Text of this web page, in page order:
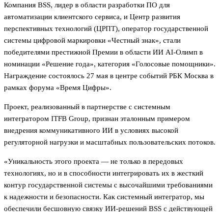
Компания BSS, лидер в области разработки ПО для
автоматизации клиентского сервиса, и Центр развития
перспективных технологий (ЦРПТ), оператор государственной
системы цифровой маркировки «Честный знак», стали
победителями престижной Премии в области ИИ AI-Олимп в
номинации «Решение года», категория «Голосовые помощники».
Награждение состоялось 27 мая в центре событий РБК Москва в
рамках форума «Время Цифры».
Проект, реализованный в партнерстве с системным
интегратором ITFB Group, признан эталонным примером
внедрения коммуникативного ИИ в условиях высокой
регуляторной нагрузки и масштабных пользовательских потоков.
«Уникальность этого проекта — не только в передовых
технологиях, но и в способности интегрировать их в жесткий
контур государственной системы с высочайшими требованиями
к надежности и безопасности. Как системный интегратор, мы
обеспечили бесшовную связку ИИ-решений BSS с действующей